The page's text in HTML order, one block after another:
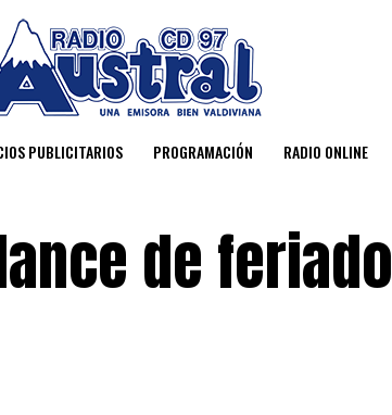
PUBLICITARIOS PROGRAMACIÓN RADIO ONLINE
de feriado